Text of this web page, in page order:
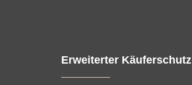
Erweiterter Käuferschutz